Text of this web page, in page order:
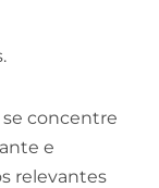
concentre
e
relevantes